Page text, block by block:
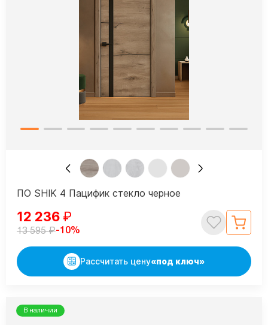
ПО SHIK 4 Пацифик стекло черное
12 236 ₽
13 595₽-10%
Рассчитать цену«под ключ»
В наличии